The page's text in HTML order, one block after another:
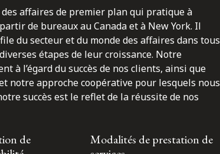
affaires de premier plan qui pratique à
de bureaux au Canada et à New York. Il
du secteur et du monde des affaires dans tous
étapes de leur croissance. Notre
à l’égard du succès de nos clients, ainsi que
notre approche coopérative pour lesquels nous
succès est le reflet de la réussite de nos
de
Modalités de prestation de